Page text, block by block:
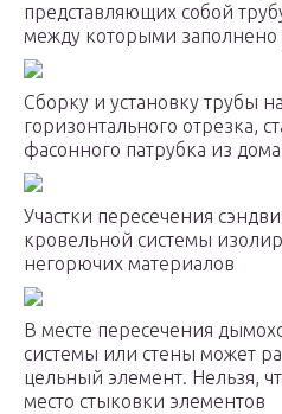
представляющих собой
между которыми заполнено
Сборку и установку трубы
горизонтального отрезка,
фасонного патрубка из дома
Участки пересечения
кровельной системы
негорючих материалов
В месте пересечения
системы или стены может
цельный элемент. Нельзя,
место стыковки элементов